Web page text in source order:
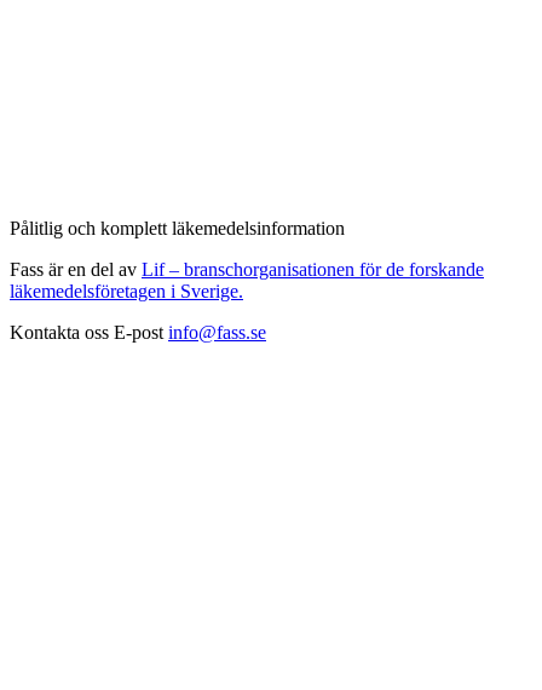
Pålitlig och komplett läkemedelsinformation
Fass är en del av Lif – branschorganisationen för de forskande
läkemedelsföretagen i Sverige.
Kontakta oss E-post info@fass.se